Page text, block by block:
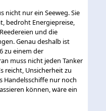
nicht nur ein Seeweg. Sie
bedroht Energiepreise,
und die
Genau deshalb ist
zu einem der
muss nicht jeden Tanker
reicht, Unsicherheit zu
Handelsschiffe nur noch
können, wäre ein